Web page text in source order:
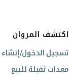
اكتشف المروان
تسجيل الدخول/
معدات ثقيلة للبيع